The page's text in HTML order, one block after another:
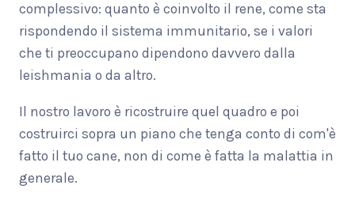
complessivo: quanto è coinvolto il rene, come sta
rispondendo il sistema immunitario, se i valori
che ti preoccupano dipendono davvero dalla
leishmania o da altro.
Il nostro lavoro è ricostruire quel quadro e poi
costruirci sopra un piano che tenga conto di com'è
fatto il tuo cane, non di come è fatta la malattia in
generale.